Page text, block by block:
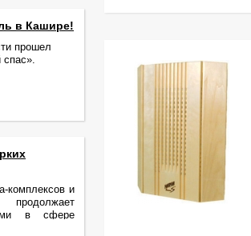
в Кашире!
прошел
комплексов и
продолжает
в сфере
телом.